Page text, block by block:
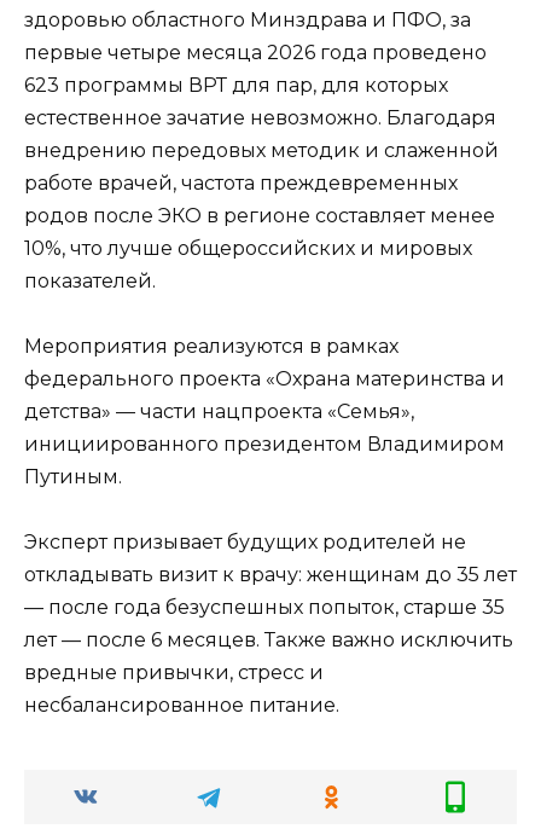
здоровью областного Минздрава и ПФО, за
первые четыре месяца 2026 года проведено
623 программы ВРТ для пар, для которых
естественное зачатие невозможно. Благодаря
внедрению передовых методик и слаженной
работе врачей, частота преждевременных
родов после ЭКО в регионе составляет менее
10%, что лучше общероссийских и мировых
показателей.
Мероприятия реализуются в рамках
федерального проекта «Охрана материнства и
детства» — части нацпроекта «Семья»,
инициированного президентом Владимиром
Путиным.
Эксперт призывает будущих родителей не
откладывать визит к врачу: женщинам до 35 лет
— после года безуспешных попыток, старше 35
лет — после 6 месяцев. Также важно исключить
вредные привычки, стресс и
несбалансированное питание.